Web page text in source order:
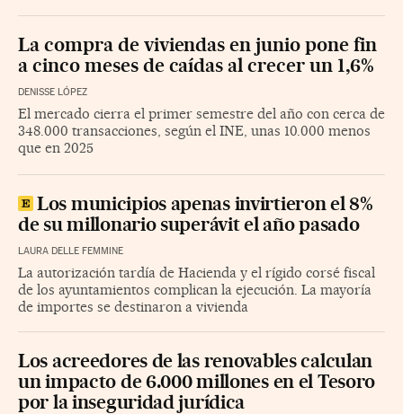
La compra de viviendas en junio pone fin
a cinco meses de caídas al crecer un 1,6%
DENISSE LÓPEZ
El mercado cierra el primer semestre del año con cerca de
348.000 transacciones, según el INE, unas 10.000 menos
que en 2025
Los municipios apenas invirtieron el 8%
de su millonario superávit el año pasado
LAURA DELLE FEMMINE
La autorización tardía de Hacienda y el rígido corsé fiscal
de los ayuntamientos complican la ejecución. La mayoría
de importes se destinaron a vivienda
Los acreedores de las renovables calculan
un impacto de 6.000 millones en el Tesoro
por la inseguridad jurídica